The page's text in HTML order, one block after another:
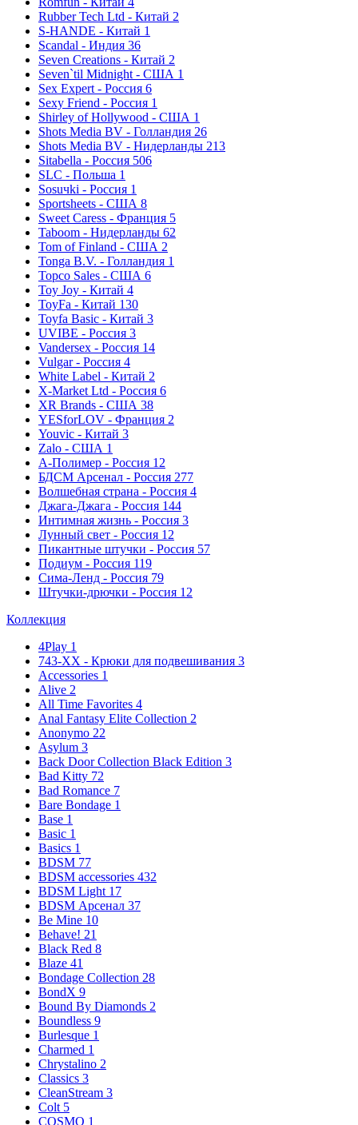
Rubber Tech Ltd - Китай 2
S-HANDE - Китай 1
Scandal - Индия 36
Seven Creations - Китай 2
Seven`til Midnight - США 1
Sex Expert - Россия 6
Sexy Friend - Россия 1
Shirley of Hollywood - США 1
Shots Media BV - Голландия 26
Shots Media BV - Нидерланды 213
Sitabella - Россия 506
SLC - Польша 1
Sosuчki - Россия 1
Sportsheets - США 8
Sweet Caress - Франция 5
Taboom - Нидерланды 62
Tom of Finland - США 2
Tonga B.V. - Голландия 1
Topco Sales - США 6
Toy Joy - Китай 4
ToyFa - Китай 130
Toyfa Basic - Китай 3
UVIBE - Россия 3
Vandersex - Россия 14
Vulgar - Россия 4
White Label - Китай 2
X-Market Ltd - Россия 6
XR Brands - США 38
YESforLOV - Франция 2
Youvic - Китай 3
Zalo - США 1
А-Полимер - Россия 12
БДСМ Арсенал - Россия 277
Волшебная страна - Россия 4
Джага-Джага - Россия 144
Интимная жизнь - Россия 3
Лунный свет - Россия 12
Пикантные штучки - Россия 57
Подиум - Россия 119
Сима-Ленд - Россия 79
Штучки-дрючки - Россия 12
Коллекция
4Play 1
743-ХХ - Крюки для подвешивания 3
Accessories 1
Alive 2
All Time Favorites 4
Anal Fantasy Elite Collection 2
Anonymo 22
Asylum 3
Back Door Collection Black Edition 3
Bad Kitty 72
Bad Romance 7
Bare Bondage 1
Base 1
Basic 1
Basics 1
BDSM 77
BDSM accessories 432
BDSM Light 17
BDSM Арсенал 37
Be Mine 10
Behave! 21
Black Red 8
Blaze 41
Bondage Collection 28
BondX 9
Bound By Diamonds 2
Boundless 9
Burlesque 1
Charmed 1
Chrystalino 2
Classics 3
CleanStream 3
Colt 5
COSMO 1